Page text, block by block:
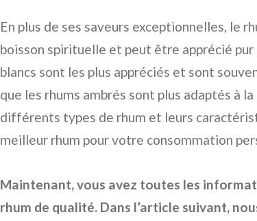
En plus de ses saveurs exceptionnelles, le
boisson spirituelle et peut être apprécié pur
blancs sont les plus appréciés et sont
que les rhums ambrés sont plus adaptés à
différents types de rhum et leurs
meilleur rhum pour votre consommation
Maintenant, vous avez toutes les
rhum de qualité. Dans l’article suivant,